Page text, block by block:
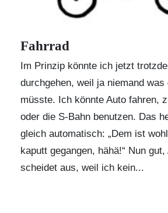
Fahrrad
Im Prinzip könnte ich jetzt
durchgehen, weil ja niemand
müsste. Ich könnte Auto fahren,
oder die S-Bahn benutzen. Das
gleich automatisch: „Dem ist
kaputt gegangen, hähä!“ Nun
scheidet aus, weil ich kein...